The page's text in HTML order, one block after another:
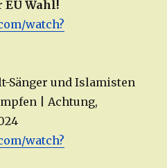
EU Wahl!
watch?
Sänger und Islamisten
| Achtung,
watch?